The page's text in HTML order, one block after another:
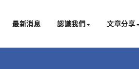
最新消息 認識我們 文章分享